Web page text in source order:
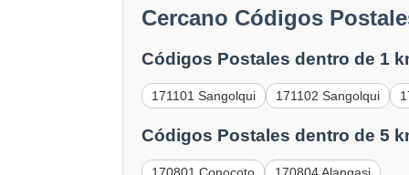
Cercano Códigos
Códigos Postales dentro de 1
171101 Sangolqui 171102 Sangolqui
Códigos Postales dentro de 5
170801 Conocoto 170804 Alangasi